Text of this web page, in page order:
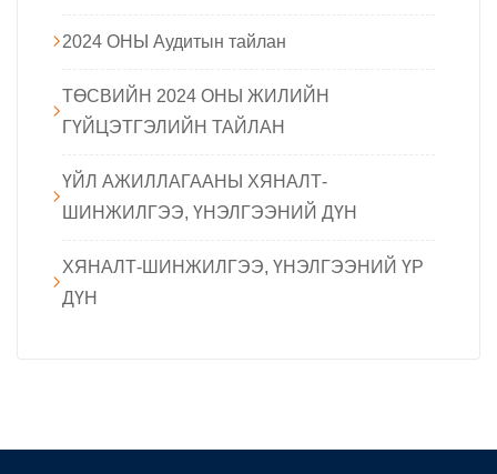
2024 ОНЫ Аудитын тайлан
ТӨСВИЙН 2024 ОНЫ ЖИЛИЙН
ГҮЙЦЭТГЭЛИЙН ТАЙЛАН
ҮЙЛ АЖИЛЛАГААНЫ ХЯНАЛТ-
ШИНЖИЛГЭЭ, ҮНЭЛГЭЭНИЙ ДҮН
ХЯНАЛТ-ШИНЖИЛГЭЭ, ҮНЭЛГЭЭНИЙ ҮР
ДҮН